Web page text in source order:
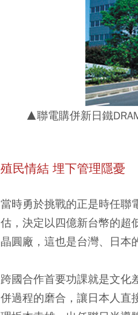
▲聯電購併新日鐵
殖民情結 埋下管理隱憂
當時勇於挑戰的正是時任聯
估，決定以四億新台幣的
晶圓廠，這也是台灣、日本
跨國合作首要功課就是文化
併過程的磨合，讓日本人直